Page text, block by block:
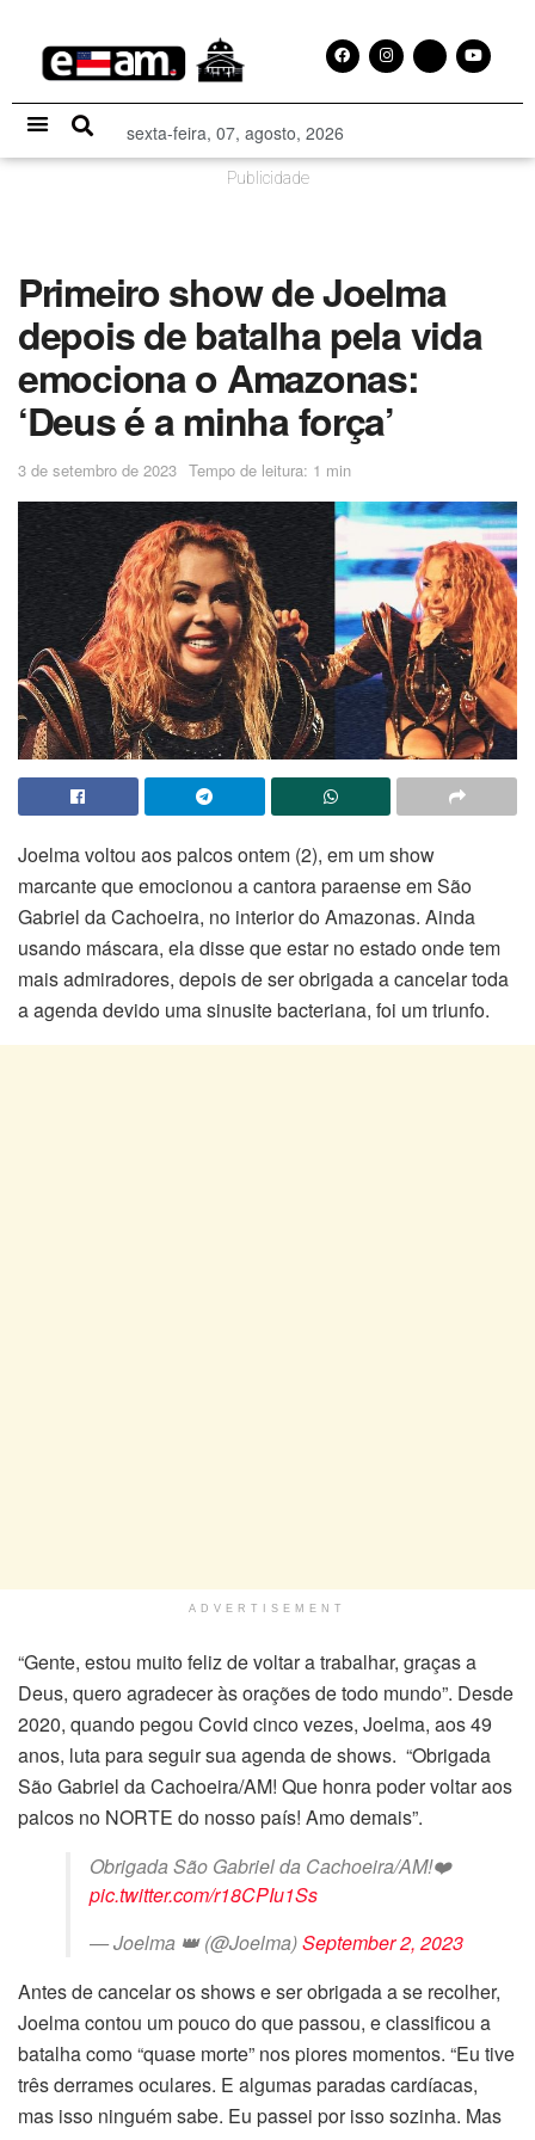
sexta-feira, 07, agosto, 2026
Publicidade
Primeiro show de Joelma
depois de batalha pela vida
emociona o Amazonas:
‘Deus é a minha força’
3 de setembro de 2023 Tempo de leitura: 1 min
Joelma voltou aos palcos ontem (2), em um show
marcante que emocionou a cantora paraense em São
Gabriel da Cachoeira, no interior do Amazonas. Ainda
usando máscara, ela disse que estar no estado onde tem
mais admiradores, depois de ser obrigada a cancelar toda
a agenda devido uma sinusite bacteriana, foi um triunfo.
ADVERTISEMENT
“Gente, estou muito feliz de voltar a trabalhar, graças a
Deus, quero agradecer às orações de todo mundo”. Desde
2020, quando pegou Covid cinco vezes, Joelma, aos 49
anos, luta para seguir sua agenda de shows. “Obrigada
São Gabriel da Cachoeira/AM! Que honra poder voltar aos
palcos no NORTE do nosso país! Amo demais”.
Obrigada São Gabriel da Cachoeira/AM!❤️
pic.twitter.com/r18CPIu1Ss
— Joelma 👑 (@Joelma)September 2, 2023
Antes de cancelar os shows e ser obrigada a se recolher,
Joelma contou um pouco do que passou, e classificou a
batalha como “quase morte” nos piores momentos. “Eu tive
três derrames oculares. E algumas paradas cardíacas,
mas isso ninguém sabe. Eu passei por isso sozinha. Mas